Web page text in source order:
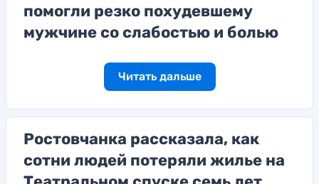
помогли резко похудевшему
мужчине со слабостью и болью
Читать дальше
Ростовчанка рассказала, как
сотни людей потеряли жилье на